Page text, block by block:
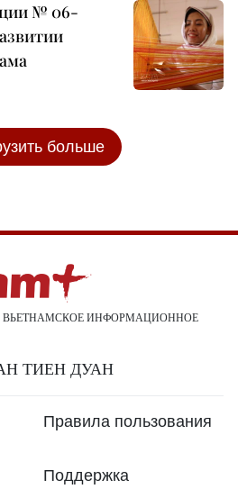
№ 06-
больше
ВЬЕТНАМСКОЕ ИНФОРМАЦИОННОЕ
ТИЕН ДУАН
Правила пользования
Поддержка